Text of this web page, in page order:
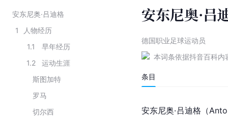
安东尼奥·吕迪格
1
人物经历
1.1
早年经历
1.2
运动生涯
斯图加特
罗马
切尔西
安东尼奥·吕
德国职业足球运动员
本词条依据抖音百科内
条目
安东尼奥·吕迪格（